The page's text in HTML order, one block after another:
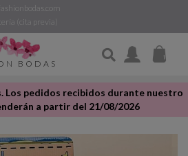
(cita previa)
BODAS
Los pedidos recibidos durante nuestro
a partir del 21/08/2026